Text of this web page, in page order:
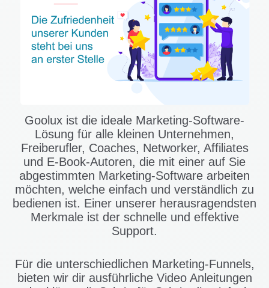
Goolux ist die ideale Marketing-Software-
Lösung für alle kleinen Unternehmen,
Freiberufler, Coaches, Networker, Affiliates
und E-Book-Autoren, die mit einer auf Sie
abgestimmten Marketing-Software arbeiten
möchten, welche einfach und verständlich zu
bedienen ist. Einer unserer herausragendsten
Merkmale ist der schnelle und effektive
Support.
Für die unterschiedlichen Marketing-Funnels,
bieten wir dir ausführliche Video Anleitungen